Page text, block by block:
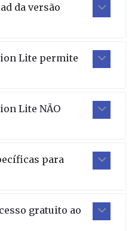
da versão
Lite permite
Lite NÃO
para
gratuito ao